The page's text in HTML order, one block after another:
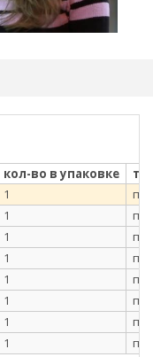
кол-во в упаковке
1 п/э
1 п/э
1 п/э
1 п/э
1 п/э
1 п/э
1 п/э
1 п/э